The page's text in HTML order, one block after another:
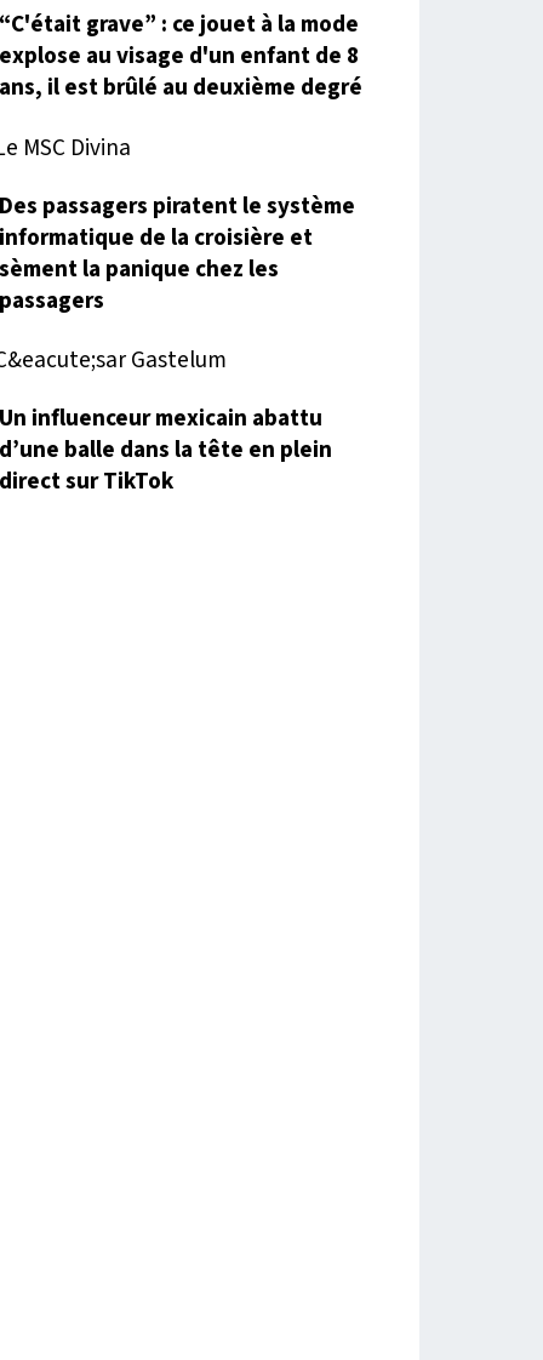
“C'était grave” : ce jouet à la mode
explose au visage d'un enfant de 8
ans, il est brûlé au deuxième degré
Des passagers piratent le système
informatique de la croisière et
sèment la panique chez les
passagers
Un influenceur mexicain abattu
d’une balle dans la tête en plein
direct sur TikTok